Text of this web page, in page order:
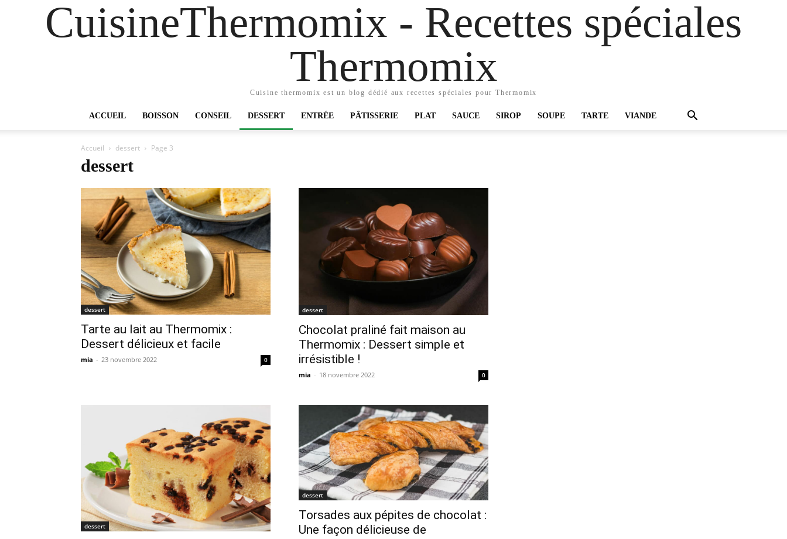
CuisineThermomix - Recettes spéciales
Thermomix
Cuisine thermomix est un blog dédié aux recettes spéciales pour Thermomix
ACCUEIL BOISSON CONSEIL DESSERT ENTRÉE PÂTISSERIE PLAT SAUCE SIROP SOUPE TARTE VIANDE
Accueil dessert Page 3
dessert
dessert
Tarte au lait au Thermomix :
Dessert délicieux et facile
mia - 23 novembre 2022 0
dessert
Chocolat praliné fait maison au
Thermomix : Dessert simple et
irrésistible !
mia - 18 novembre 2022 0
dessert
dessert
Torsades aux pépites de chocolat :
Une façon délicieuse de